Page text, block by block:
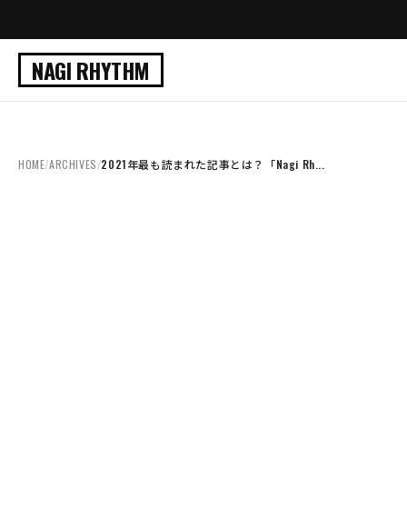
NAGI RHYTHM
HOME/ARCHIVES/2021年最も読まれた記事とは？「Nagi Rh...